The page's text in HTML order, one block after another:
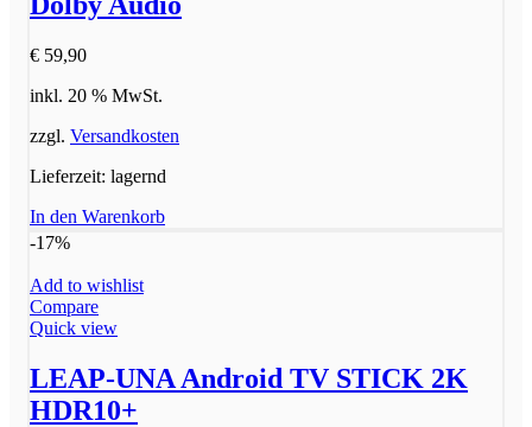
€ 59,90
inkl. 20 % MwSt.
zzgl. Versandkosten
Lieferzeit: lagernd
In den Warenkorb
-17%
Add to wishlist
Compare
Quick view
LEAP-UNA Android TV STICK 2K
HDR10+